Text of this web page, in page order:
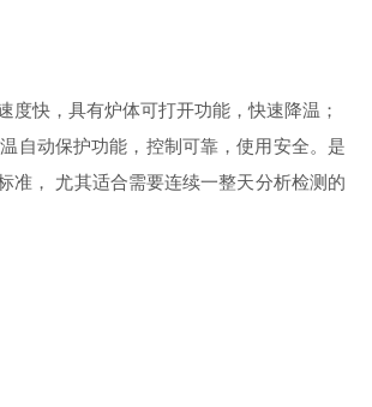
快，具有炉体可打开功能，快速降温；
自动保护功能，控制可靠，使用安全。是
准，
尤其适合需要连续一整天分析检测的